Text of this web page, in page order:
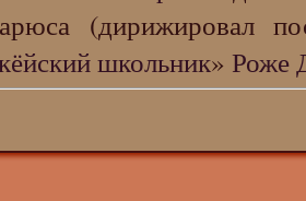
(дирижировал
школьник» Роже